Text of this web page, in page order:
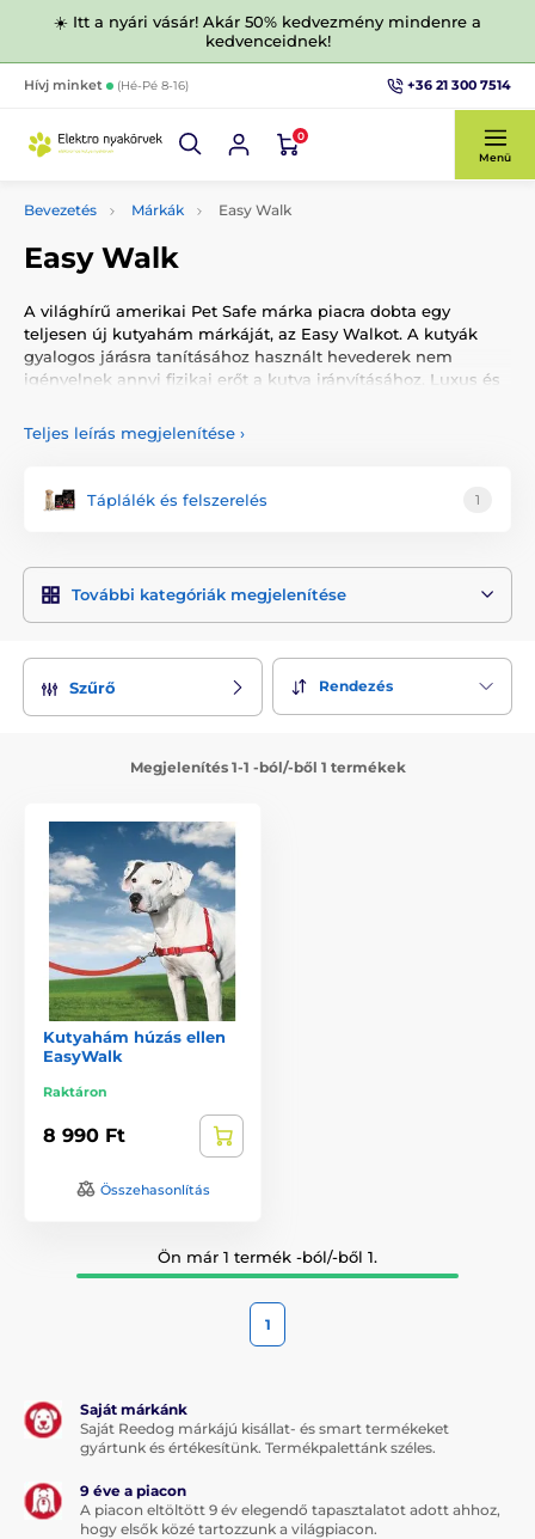
☀️ Itt a nyári vásár! Akár 50% kedvezmény mindenre a
kedvenceidnek!
Hívj minket (Hé-Pé 8-16) +36 21 300 7514
0
Menü
Bevezetés Márkák Easy Walk
Easy Walk
A világhírű amerikai Pet Safe márka piacra dobta egy
teljesen új kutyahám márkáját, az Easy Walkot. A kutyák
gyalogos járásra tanításához használt hevederek nem
igényelnek annyi fizikai erőt a kutya irányításához. Luxus és
Teljes leírás megjelenítése ›
Táplálék és felszerelés 1
További kategóriák megjelenítése
Szűrő Rendezés
Megjelenítés 1-1 -ból/-ből 1 termékek
Kutyahám húzás ellen
EasyWalk
Raktáron
8 990 Ft
Összehasonlítás
Ön már 1 termék -ból/-ből 1.
1
Saját márkánk
Saját Reedog márkájú kisállat- és smart termékeket
gyártunk és értékesítünk. Termékpalettánk széles.
9 éve a piacon
A piacon eltöltött 9 év elegendő tapasztalatot adott ahhoz,
hogy elsők közé tartozzunk a világpiacon.